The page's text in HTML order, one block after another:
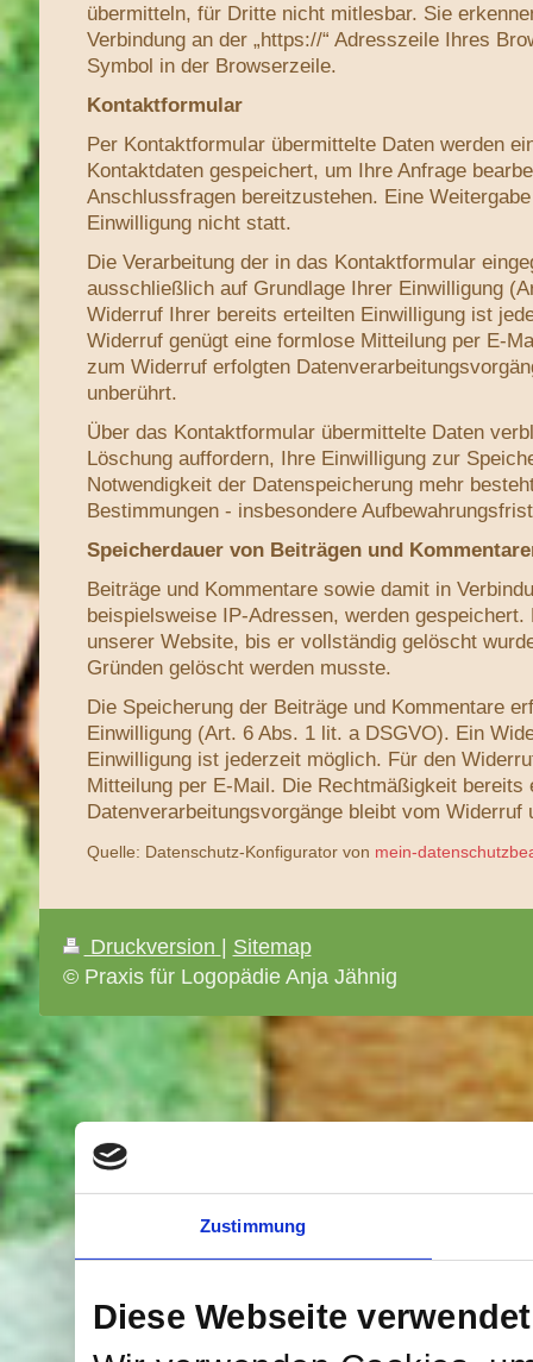
Zustimmung
Diese Webseite
übermitteln, für Dritte nicht mitlesbar. Sie
Verbindung an der „https://“ Adresszeile Ihres
Symbol in der Browserzeile.
Kontaktformular
Per Kontaktformular übermittelte Daten werden
Kontaktdaten gespeichert, um Ihre Anfrage
Anschlussfragen bereitzustehen. Eine
Einwilligung nicht statt.
Die Verarbeitung der in das Kontaktformular
ausschließlich auf Grundlage Ihrer Einwilligung
Widerruf Ihrer bereits erteilten Einwilligung ist
Widerruf genügt eine formlose Mitteilung per E-
zum Widerruf erfolgten
unberührt.
Über das Kontaktformular übermittelte Daten
Löschung auffordern, Ihre Einwilligung zur
Notwendigkeit der Datenspeicherung mehr
Bestimmungen - insbesondere
Speicherdauer von Beiträgen und
Beiträge und Kommentare sowie damit in
beispielsweise IP-Adressen, werden
unserer Website, bis er vollständig gelöscht
Gründen gelöscht werden musste.
Die Speicherung der Beiträge und Kommentare
Einwilligung (Art. 6 Abs. 1 lit. a DSGVO). Ein
Einwilligung ist jederzeit möglich. Für den
Mitteilung per E-Mail. Die Rechtmäßigkeit bereits
Datenverarbeitungsvorgänge bleibt vom Widerruf
Quelle: Datenschutz-Konfigurator von mein-
Druckversion | Sitemap
© Praxis für Logopädie Anja Jähnig